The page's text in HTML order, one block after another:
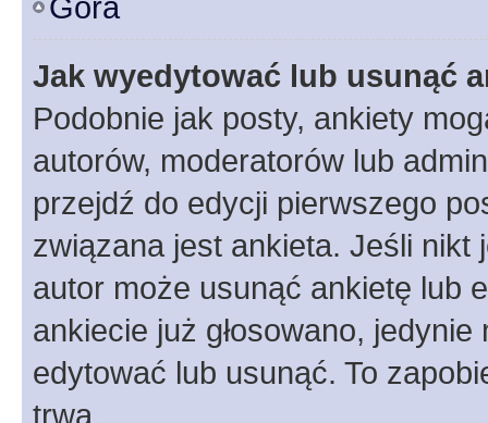
Jak wyedytować lub usunąć
Podobnie jak posty, ankiety
autorów, moderatorów lub
przejdź do edycji pierwszego
związana jest ankieta. Jeśli nikt
autor może usunąć ankietę lub
ankiecie już głosowano,
edytować lub usunąć. To
trwa.